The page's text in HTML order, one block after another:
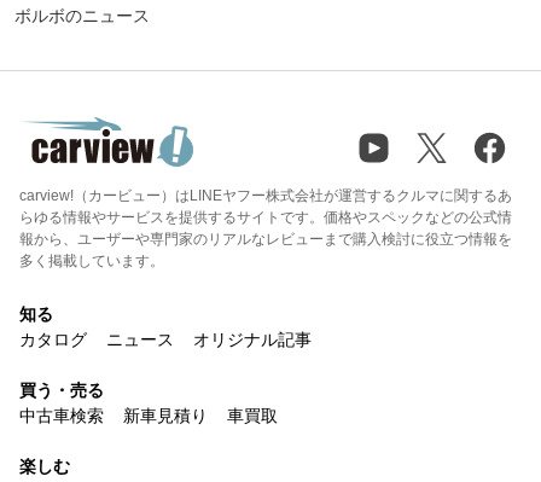
ボルボのニュース
carview!（カービュー）はLINEヤフー株式会社が運営するクルマに関するあ
らゆる情報やサービスを提供するサイトです。価格やスペックなどの公式情
報から、ユーザーや専門家のリアルなレビューまで購入検討に役立つ情報を
多く掲載しています。
知る
カタログ
ニュース オリジナル記事
買う・売る
中古車検索
新車見積り 車買取
楽しむ